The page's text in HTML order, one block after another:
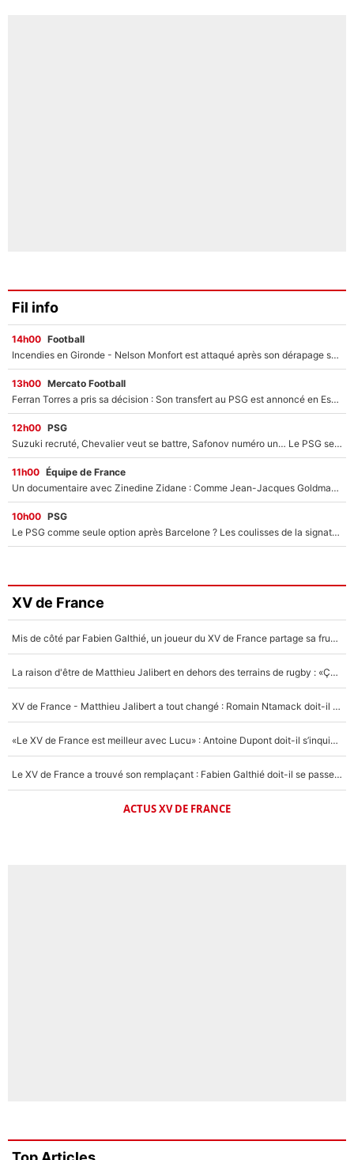
Fil info
14h00 Football
Incendies en Gironde - Nelson Monfort est attaqué après son dérapage sur CNews : «Et lui, il prend combien pour parler dans un studio climatisé?»
13h00 Mercato Football
Ferran Torres a pris sa décision : Son transfert au PSG est annoncé en Espagne !
12h00 PSG
Suzuki recruté, Chevalier veut se battre, Safonov numéro un… Le PSG se lance encore dans un gros chantier pour le poste de gardien de but
11h00 Équipe de France
Un documentaire avec Zinedine Zidane : Comme Jean-Jacques Goldman et Mylène Farmer, le nouveau sélectionneur de l'équipe de France a recalé une journaliste très connue
10h00 PSG
Le PSG comme seule option après Barcelone ? Les coulisses de la signature historique de Lionel Messi sont révélées au grand jour !
XV de France
Mis de côté par Fabien Galthié, un joueur du XV de France partage sa frustration : «ils ne me l’ont pas dit tout de suite»
La raison d'être de Matthieu Jalibert en dehors des terrains de rugby : «Ça m'atteint autant que si tu touches à un membre de ma famille»
XV de France - Matthieu Jalibert a tout changé : Romain Ntamack doit-il s’inquiéter pour sa place à un an de la Coupe du monde ?
«Le XV de France est meilleur avec Lucu» : Antoine Dupont doit-il s’inquiéter pour sa place ?
Le XV de France a trouvé son remplaçant : Fabien Galthié doit-il se passer d'Antoine Dupont ?
ACTUS XV DE FRANCE